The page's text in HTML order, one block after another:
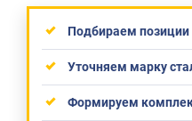
Подбираем
Уточняем марку
Формируем